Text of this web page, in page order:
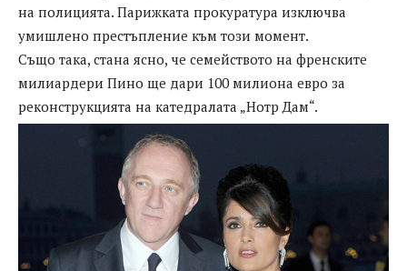
на полицията. Парижката прокуратура изключва
умишлено престъпление към този момент.
Също така, стана ясно, че семейството на френските
милиардери Пино ще дари 100 милиона евро за
реконструкцията на катедралата „Нотр Дам“.